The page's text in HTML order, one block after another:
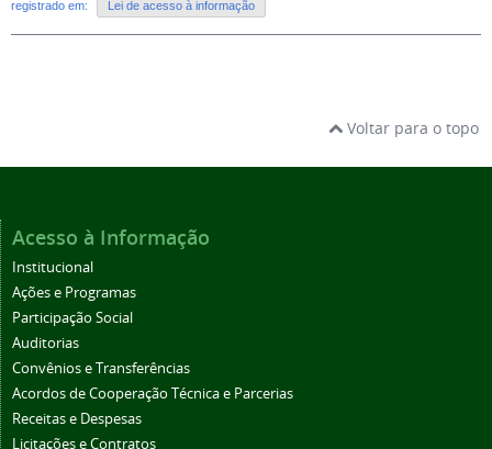
registrado em: Lei de acesso à informação
Voltar para o topo
Acesso à Informação
Institucional
Ações e Programas
Participação Social
Auditorias
Convênios e Transferências
Acordos de Cooperação Técnica e Parcerias
Receitas e Despesas
Licitações e Contratos